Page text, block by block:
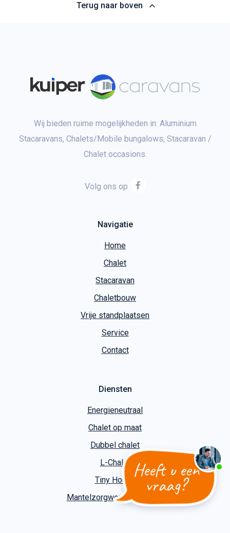
Heeft u een
vraag?
Terug naar boven
Wij bieden ruime mogelijkheden in: Aluminium
Stacaravans, Chalets/Mobile bungalows, Stacaravan /
Chalet occasions.
Volg ons op
Navigatie
Home
Chalet
Stacaravan
Chaletbouw
Vrije standplaatsen
Service
Contact
Diensten
Energieneutraal
Chalet op maat
Dubbel chalet
L-Chalet
Tiny House
Mantelzorgwoning bouwen